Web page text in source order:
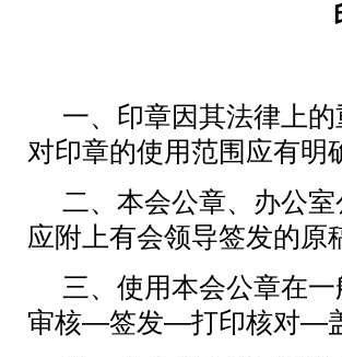
一、印章因其法律上
对印章的使用范围应有明
二、本会公章、办公
应附上有会领导签发的原
三、使用本会公章在
审核—签发—打印核对—